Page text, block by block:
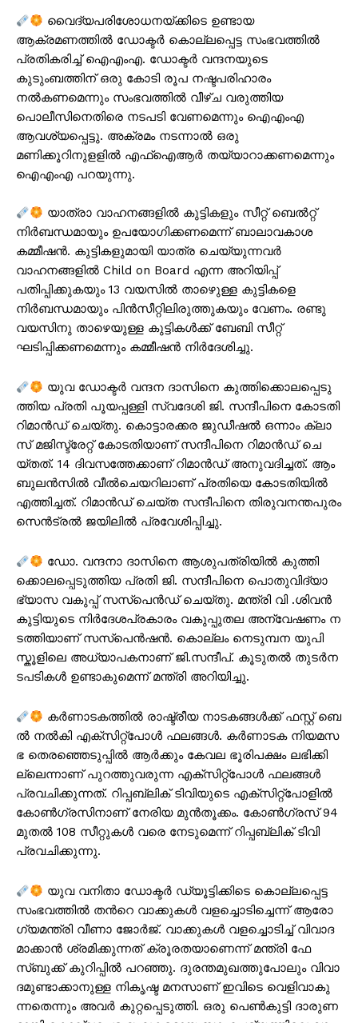
വൈദ്യപരിശോധനയ്ക്കിടെ ഉണ്ടായ
ആക്രമണത്തിൽ ‍ഡോക്ടർ കൊല്ലപ്പെട്ട സംഭവത്തിൽ
പ്രതികരിച്ച് ഐഎംഎ. ഡോക്ടർ വന്ദനയുടെ
കുടുംബത്തിന് ഒരു കോടി രൂപ നഷ്ടപരിഹാരം
നൽകണമെന്നും സംഭവത്തിൽ വീഴ്ച വരുത്തിയ
പൊലീസിനെതിരെ നടപടി വേണമെന്നും ഐഎംഎ
ആവശ്യപ്പെട്ടു. അക്രമം നടന്നാൽ ഒരു
മണിക്കൂറിനുളളിൽ എഫ്ഐആർ തയ്യാറാക്കണമെന്നും
ഐഎംഎ പറയുന്നു.
യാത്രാ വാഹനങ്ങളിൽ കുട്ടികളും സീറ്റ് ബെൽറ്റ്
നിർബന്ധമായും ഉപയോഗിക്കണമെന്ന് ബാലാവകാശ
കമ്മീഷൻ. കുട്ടികളുമായി യാത്ര ചെയ്യുന്നവർ
വാഹനങ്ങളിൽ Child on Board എന്ന അറിയിപ്പ്
പതിപ്പിക്കുകയും 13 വയസിൽ താഴെുള്ള കുട്ടികളെ
നിർബന്ധമായും പിൻസീറ്റിലിരുത്തുകയും വേണം. രണ്ടു
വയസിനു താഴെയുള്ള കുട്ടികൾക്ക് ബേബി സീറ്റ്
ഘടിപ്പിക്കണമെന്നും കമ്മീഷൻ നിർദേശിച്ചു.
യു​വ ഡോ​ക്ട​ർ വ​ന്ദ​ന ദാ​സി​നെ കു​ത്തി​ക്കൊ​ല​പ്പെ​ടു​
ത്തി​യ പ്ര​തി പൂ​യ​പ്പ​ള്ളി സ്വ​ദേ​ശി ജി. ​സ​ന്ദീ​പി​നെ കോ​ട​തി
റി​മാ​ൻ​ഡ് ചെ​യ്തു. കൊ​ട്ടാ​ര​ക്ക​ര ജു​ഡീ​ഷ​ൽ ഒ​ന്നാം ക്ലാ​
സ് മ​ജി​സ്ട്രേ​റ്റ് കോ​ട​തി​യാ​ണ് സ​ന്ദീ​പി​നെ റി​മാ​ൻ​ഡ് ചെ​
യ്ത​ത്. 14 ദി​വ​സ​ത്തേ​ക്കാ​ണ് റി​മാ​ൻ​ഡ് അ​നു​വ​ദി​ച്ച​ത്. ആം​
ബു​ല​ൻ​സി​ൽ വീ​ൽ​ചെ​യ​റി​ലാ​ണ് പ്ര​തി​യെ കോ​ട​തി​യി​ൽ
എ​ത്തി​ച്ച​ത്. റി​മാ​ൻ​ഡ് ചെ​യ്ത സ​ന്ദീ​പി​നെ തി​രു​വ​ന​ന്ത​പു​രം
സെ​ൻ​ട്ര​ൽ ജ​യി​ലി​ൽ പ്ര​വേ​ശി​പ്പി​ച്ചു.
ഡോ​. വ​ന്ദ​നാ ദാ​സി​നെ ആ​ശു​പ​ത്രി​യി​ൽ കു​ത്തി​
ക്കൊ​ല​പ്പെ​ടു​ത്തി​യ പ്ര​തി ജി. ​സ​ന്ദീ​പി​നെ പൊ​തു​വി​ദ്യാ​
ഭ്യാ​സ വ​കു​പ്പ് സ​സ്പെ​ൻ​ഡ് ചെ​യ്തു. മ​ന്ത്രി വി .​ശി​വ​ൻ​
കു​ട്ടി​യു​ടെ നി​ർ​ദേ​ശ​പ്ര​കാ​രം വ​കു​പ്പു​ത​ല അ​ന്വേ​ഷ​ണം ന​
ട​ത്തി​യാ​ണ് സ​സ്പെ​ൻ​ഷ​ൻ. കൊ​ല്ലം നെ​ടു​മ്പ​ന യു​പി
സ്കൂ​ളി​ലെ അ​ധ്യാ​പ​ക​നാ​ണ് ജി.​സ​ന്ദീ​പ്. കൂ​ടു​ത​ൽ തു​ട​ർ​ന​
ട​പ​ടി​ക​ൾ ഉ​ണ്ടാ​കു​മെ​ന്ന് മ​ന്ത്രി അ​റി​യി​ച്ചു.
ക​ർ​ണാ​ട​ക​ത്തി​ൽ രാ​ഷ്ട്രീ​യ നാ​ട​ക​ങ്ങ​ൾ​ക്ക് ഫ​സ്റ്റ് ബെ​
ൽ ന​ൽ​കി എ​ക്സി​റ്റ്പോ​ൾ ഫ​ല​ങ്ങ​ൾ. ക​ർ​ണാ​ട​ക നി​യ​മ​സ​
ഭ തെ​ര​ഞ്ഞെ​ടു​പ്പി​ൽ ആ​ർ​ക്കും കേ​വ​ല ഭൂ​രി​പ​ക്ഷം ല​ഭി​ക്കി​
ല്ലെ​ന്നാ​ണ് പു​റ​ത്തു​വ​രു​ന്ന എ​ക്സി​റ്റ്പോ​ൾ ഫ​ല​ങ്ങ​ൾ
പ്ര​വ​ചി​ക്കു​ന്ന​ത്. റി​പ്പ​ബ്ലി​ക് ടി​വി​യു​ടെ എ​ക്സി​റ്റ്പോ​ളി​ൽ
കോ​ൺ​ഗ്ര​സി​നാ​ണ് നേ​രി​യ മു​ൻ​തൂ​ക്കം. കോ​ൺ​ഗ്ര​സ് 94
മു​ത​ൽ 108 സീ​റ്റു​ക​ൾ വ​രെ നേ​ടു​മെ​ന്ന് റി​പ്പ​ബ്ലി​ക് ടി​വി
പ്ര​വ​ചി​ക്കു​ന്നു.
യു​വ വ​നി​താ ഡോ​ക്ട​ർ ഡ്യൂ​ട്ടി​ക്കി​ടെ കൊ​ല്ല​പ്പെ​ട്ട
സം​ഭ​വ​ത്തി​ൽ ത​ന്‍റെ വാ​ക്കു​ക​ള്‍ വ​ള​ച്ചൊ​ടി​ച്ചെ​ന്ന് ആ​രോ​
ഗ്യ​മ​ന്ത്രി വീ​ണാ ജോ​ര്‍​ജ്. വാ​ക്കു​ക​ള്‍ വ​ള​ച്ചൊ​ടി​ച്ച് വി​വാ​ദ​
മാ​ക്കാ​ന്‍ ശ്ര​മി​ക്കു​ന്ന​ത് ക്രൂ​ര​ത​യാ​ണെ​ന്ന് മ​ന്ത്രി ഫേ​
സ്ബു​ക്ക് കു​റി​പ്പി​ൽ പ​റ​ഞ്ഞു. ദു​ര​ന്ത​മു​ഖ​ത്തു​പോ​ലും വി​വാ​
ദ​മു​ണ്ടാ​ക്കാ​നു​ള്ള നി​കൃ​ഷ്ട മ​ന​സാ​ണ് ഇ​വി​ടെ വെ​ളി​വാ​കു​
ന്ന​തെ​ന്നും അ​വ​ർ കു​റ്റ​പ്പെ​ടു​ത്തി. ഒ​രു പെ​ണ്‍​കു​ട്ടി ദാ​രു​ണ​